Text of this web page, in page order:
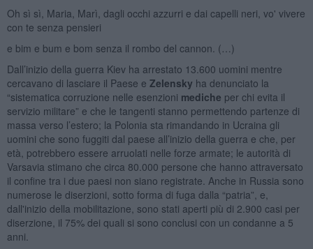
Oh sì sì, Maria, Marì, dagli occhi azzurri e dai capelli neri, vo' vivere
con te senza pensieri
e bim e bum e bom senza il rombo del cannon. (…)
Dall’inizio della guerra Kiev ha arrestato 13.600 uomini mentre
cercavano di lasciare il Paese e Zelensky ha denunciato la
“sistematica corruzione nelle esenzioni mediche per chi evita il
servizio militare” e che le tangenti stanno permettendo partenze di
massa verso l’estero; la Polonia sta rimandando in Ucraina gli
uomini che sono fuggiti dal paese all’inizio della guerra e che, per
età, potrebbero essere arruolati nelle forze armate; le autorità di
Varsavia stimano che circa 80.000 persone che hanno attraversato
il confine tra i due paesi non siano registrate. Anche in Russia sono
numerose le diserzioni, sotto forma di fuga dalla “patria”, e,
dall'inizio della mobilitazione, sono stati aperti più di 2.900 casi per
diserzione, il 75% dei quali si sono conclusi con un condanne a 5
anni.